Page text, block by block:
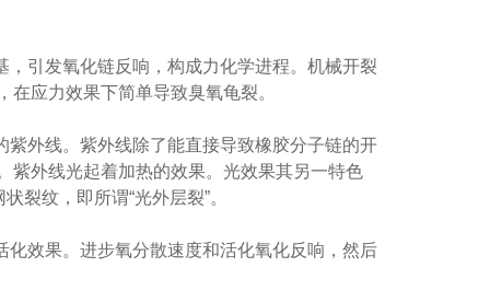
引发氧化链反响，构成力化学进程。机械开裂
应力效果下简单导致臭氧龟裂。
紫外线。紫外线除了能直接导致橡胶分子链的开
紫外线光起着加热的效果。光效果其另一特色
裂纹，即所谓“光外层裂”。
效果。进步氧分散速度和活化氧化反响，然后